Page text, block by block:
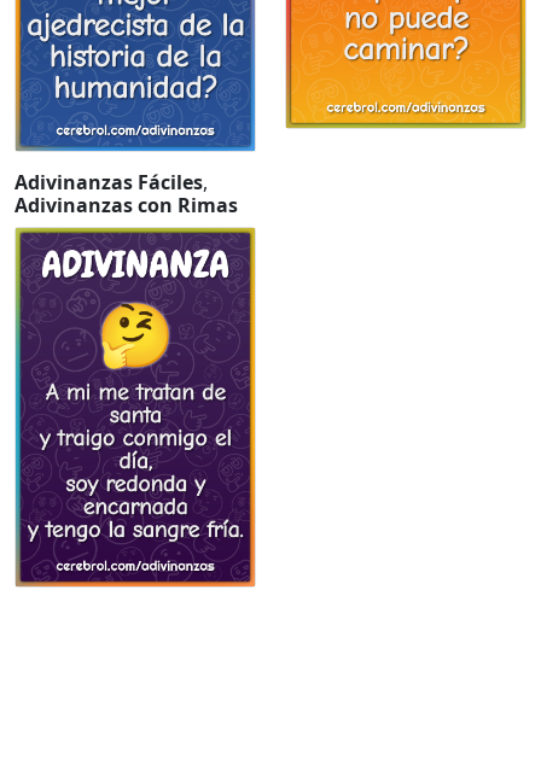
Adivinanzas Fáciles,
Adivinanzas con Rimas